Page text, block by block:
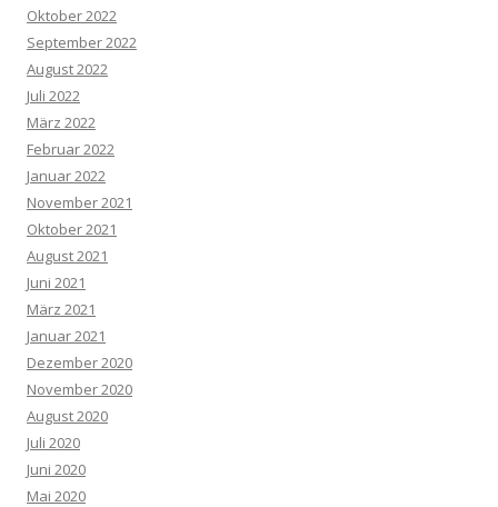
Oktober 2022
September 2022
August 2022
Juli 2022
März 2022
Februar 2022
Januar 2022
November 2021
Oktober 2021
August 2021
Juni 2021
März 2021
Januar 2021
Dezember 2020
November 2020
August 2020
Juli 2020
Juni 2020
Mai 2020